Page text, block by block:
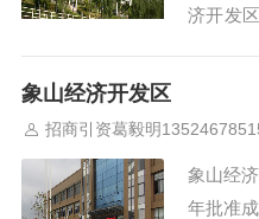
济开发
统一管
象山经济开发区
招商引资葛毅明
象山经
年批准